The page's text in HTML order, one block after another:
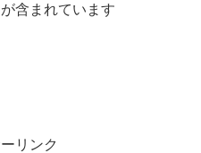
含まれています
リンク